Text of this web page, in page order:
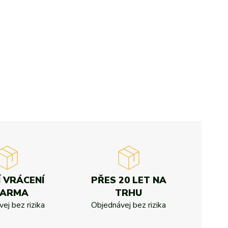
bez rizika
PŘES 20 LET NA
TRHU
Objednávej bez rizika